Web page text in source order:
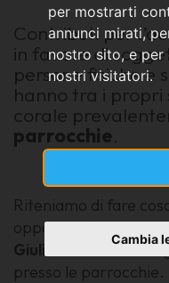
per mostrarti
annunci mirati,
nostro sito, e per
nostri visitatori.
Cambia
Contributi per
in favore di
persone fisiche e
hanno tra i
corale
parrocchie.
Riteniamo di fare
opportunità
Giulia
ai cori che
presso le parrocchie.